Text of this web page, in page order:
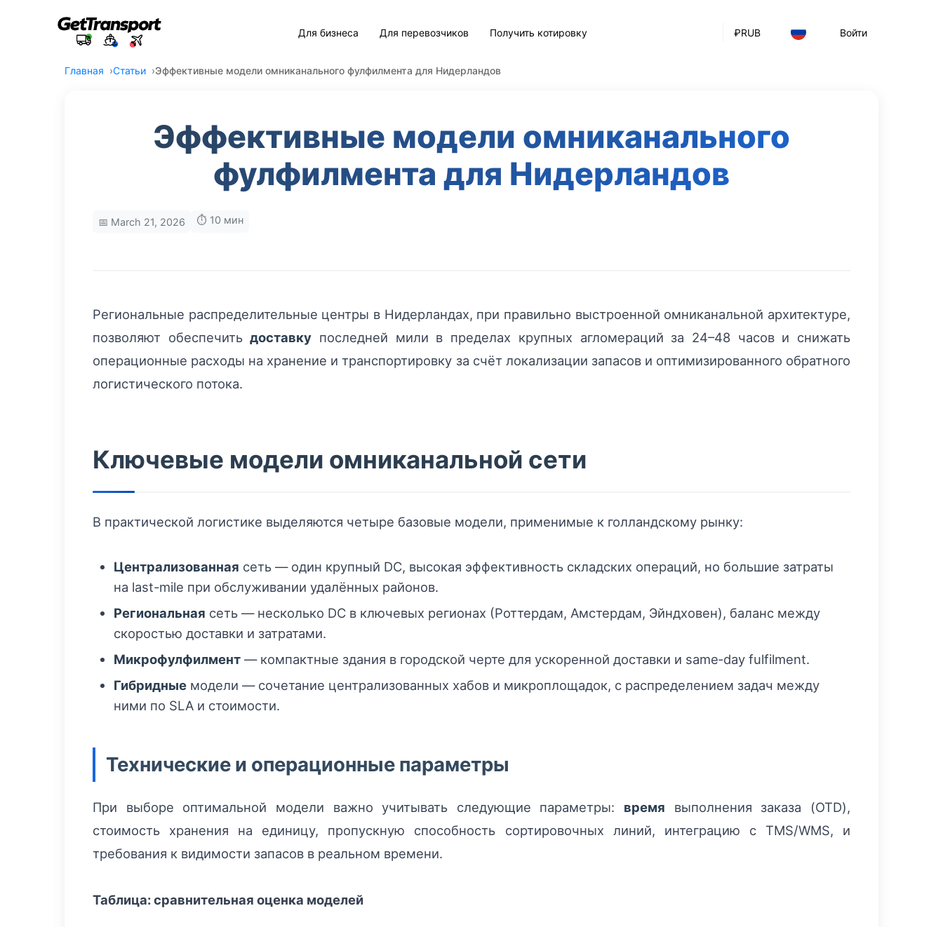
₽RUB Войти
Для бизнеса Для перевозчиков Получить котировку
Главная Статьи Эффективные модели омниканального фулфилмента для Нидерландов
Эффективные модели омниканального
фулфилмента для Нидерландов
📅 March 21, 2026 ⏱️ 10 мин
Региональные распределительные центры в Нидерландах, при правильно выстроенной омниканальной архитектуре,
позволяют обеспечитьдоставку последней мили в пределах крупных агломераций за 24–48 часов и снижать
операционные расходы на хранение и транспортировку за счёт локализации запасов и оптимизированного обратного
логистического потока.
Ключевые модели омниканальной сети
В практической логистике выделяются четыре базовые модели, применимые к голландскому рынку:
Централизованная сеть — один крупный DC, высокая эффективность складских операций, но большие затраты
на last-mile при обслуживании удалённых районов.
Региональная сеть — несколько DC в ключевых регионах (Роттердам, Амстердам, Эйндховен), баланс между
скоростью доставки и затратами.
Микрофулфилмент — компактные здания в городской черте для ускоренной доставки и same‑day fulfilment.
Гибридные модели — сочетание централизованных хабов и микроплощадок, с распределением задач между
ними по SLA и стоимости.
Технические и операционные параметры
При выборе оптимальной модели важно учитывать следующие параметры: время выполнения заказа (OTD),
стоимость хранения на единицу, пропускную способность сортировочных линий, интеграцию с TMS/WMS, и
требования к видимости запасов в реальном времени.
Таблица: сравнительная оценка моделей